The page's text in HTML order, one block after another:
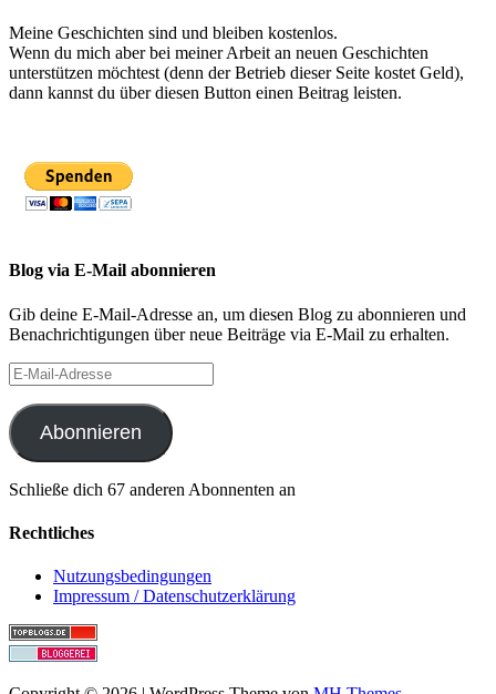
Meine Geschichten sind und bleiben kostenlos.
Wenn du mich aber bei meiner Arbeit an neuen Geschichten
unterstützen möchtest (denn der Betrieb dieser Seite kostet Geld),
dann kannst du über diesen Button einen Beitrag leisten.
Blog via E-Mail abonnieren
Gib deine E-Mail-Adresse an, um diesen Blog zu abonnieren und
Benachrichtigungen über neue Beiträge via E-Mail zu erhalten.
E-
Mail-
Adresse
Abonnieren
Schließe dich 67 anderen Abonnenten an
Rechtliches
Nutzungsbedingungen
Impressum / Datenschutzerklärung